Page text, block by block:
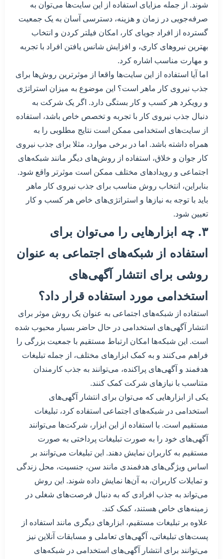
شوند. از جمله مزایای استفاده از این سایت‌ها می‌توان به
صرفه‌جویی در زمان و هزینه، دسترسی آسان به یک جمعیت
گسترده از افراد جویای کار، امکان فیلتر کردن و انتخاب
بهترین نیروهای کاری، و افزایش شانس یافتن افراد با تجربه
و مهارت مناسب اشاره کرد.
اما آیا استفاده از این سایت‌ها واقعا از موثرترین روش‌ها برای
جذب نیروی کار ماهر است؟ این موضوع به میزان استراتژی
و رویکرد هر کسب و کار بستگی دارد. اگر یک شرکت به
دنبال جذب نیروی کار با تجربه و تخصص خاص باشد، استفاده
از سایت‌های استخدامی ممکن است نتایج مطلوبی را به
همراه داشته باشد. اما در برخی موارد، مثلا برای جذب نیروی
کار جوان و خلاق، استفاده از روش‌های دیگر مانند شبکه‌های
اجتماعی و رویدادهای مختلف ممکن است موثرتر واقع شود.
بنابراین، انتخاب روش مناسب برای جذب نیروی کار ماهر
باید با توجه به نیازها و استراتژی‌های خاص هر کسب و کار
تعیین شود.
۳. چه ابزارهایی را می‌توان برای
استفاده از شبکه‌های اجتماعی به عنوان
روشی برای انتشار آگهی‌های
استخدامی مورد استفاده قرار داد؟
استفاده از شبکه‌های اجتماعی به عنوان یک روش موثر برای
انتشار آگهی‌های استخدامی در حال حاضر بسیار محبوب شده
است. این شبکه‌ها امکان ارتباط مستقیم با جمعیت بزرگی را
فراهم می‌کنند و به کمک ابزارهای مختلف، از جمله تبلیغات
هدفمند و آگهی‌های پراکنده، می‌توانند به جذب کارمندان
متناسب با نیازهای شرکت کمک کنند.
یکی از ابزارهایی که می‌توان برای انتشار آگهی‌های
استخدامی در شبکه‌های اجتماعی استفاده کرد، تبلیغات
مستقیم است. با استفاده از این ابزار، شرکت‌ها می‌توانند
آگهی‌های خود را به صورت تبلیغات پرداختی به صورت
مستقیم به کاربران نمایش دهند. این تبلیغات می‌توانند بر
اساس ویژگی‌های هدفمندی مانند سن، جنسیت، محل زندگی
و تمایلات کاربران، به آن‌ها نمایش داده شوند. این روش
می‌تواند به جذب افرادی که به دنبال فرصت‌های شغلی در
زمینه‌های خاص هستند، کمک کند.
علاوه بر تبلیغات مستقیم، ابزارهای دیگری مانند استفاده از
پست‌های تبلیغاتی، آگهی‌های تعاملی و مسابقات آنلاین نیز
می‌توانند برای انتشار آگهی‌های استخدامی در شبکه‌های